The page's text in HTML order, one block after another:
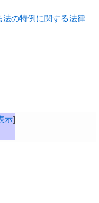
の特例に関する法律
示]